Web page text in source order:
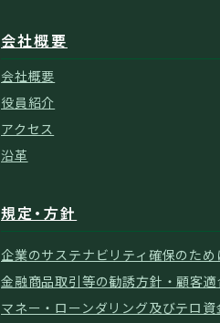
会社概要
会社概要
役員紹介
アクセス
沿革
規定・方針
企業のサステナビリティ確保のため
金融商品取引等の勧誘方針・顧客
マネー・ローンダリング及びテロ